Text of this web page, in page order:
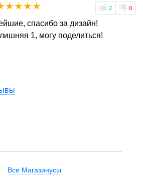
2 0
☆
☆
☆
☆
спасибо за дизайн!
1, могу поделиться!
Все Магазинусы